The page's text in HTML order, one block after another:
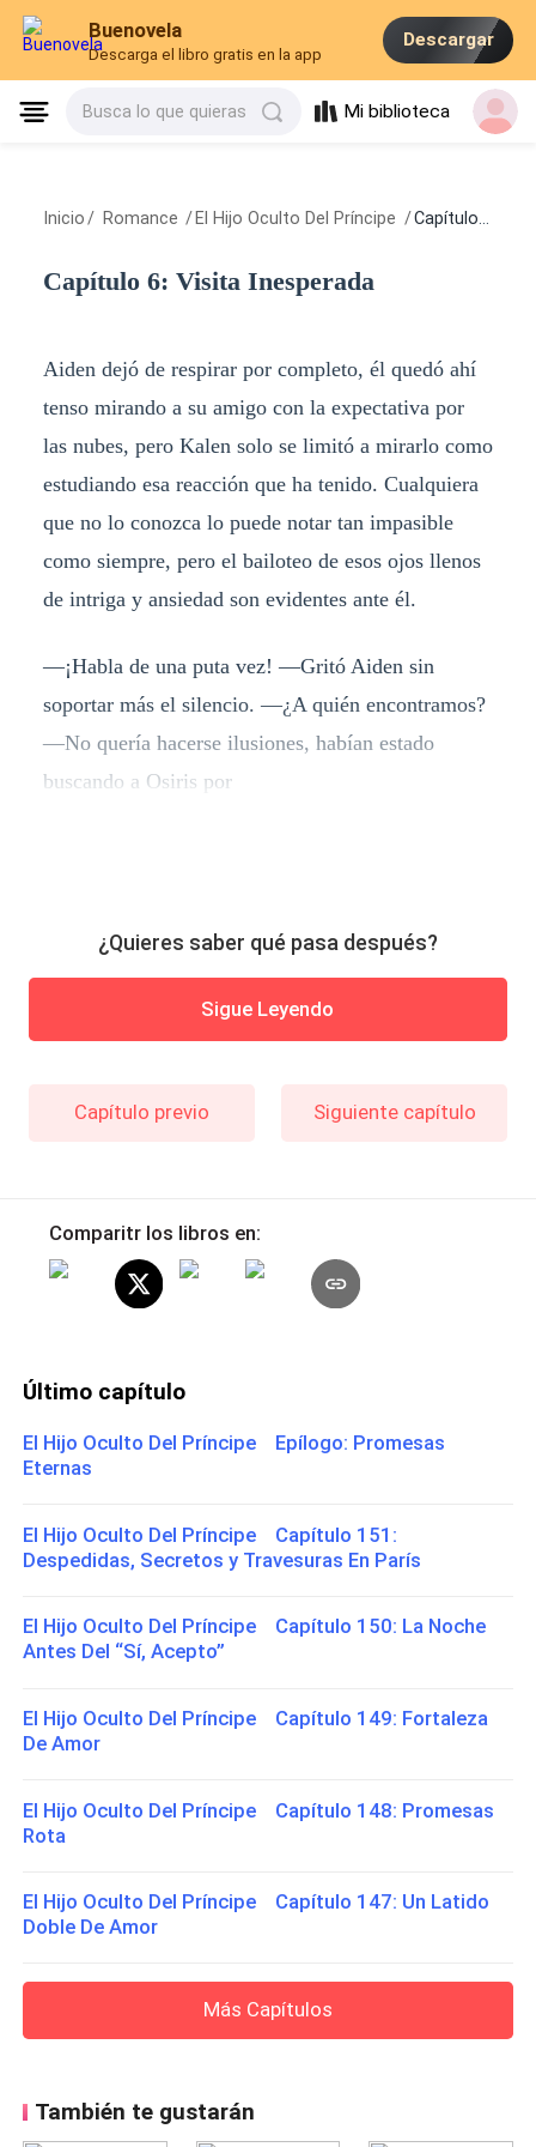
Buenovela
Descarga el libro gratis en la app
Descargar
Busca lo que quieras Mi biblioteca
Inicio / Romance / El Hijo Oculto Del Príncipe /Capítulo 6: Visita Inesperada
Capítulo 6: Visita Inesperada
Aiden dejó de respirar por completo, él quedó ahí
tenso mirando a su amigo con la expectativa por
las nubes, pero Kalen solo se limitó a mirarlo como
estudiando esa reacción que ha tenido. Cualquiera
que no lo conozca lo puede notar tan impasible
como siempre, pero el bailoteo de esos ojos llenos
de intriga y ansiedad son evidentes ante él.
―¡Habla de una puta vez! ―Gritó Aiden sin
soportar más el silencio. ―¿A quién encontramos?
―No quería hacerse ilusiones, habían estado
buscando a Osiris por
¿Quieres saber qué pasa después?
Sigue Leyendo
Capítulo previo Siguiente capítulo
Comparitr los libros en:
Último capítulo
El Hijo Oculto Del Príncipe Epílogo: Promesas
Eternas
El Hijo Oculto Del Príncipe Capítulo 151:
Despedidas, Secretos y Travesuras En París
El Hijo Oculto Del Príncipe Capítulo 150: La Noche
Antes Del “Sí, Acepto”
El Hijo Oculto Del Príncipe Capítulo 149: Fortaleza
De Amor
El Hijo Oculto Del Príncipe Capítulo 148: Promesas
Rota
El Hijo Oculto Del Príncipe Capítulo 147: Un Latido
Doble De Amor
Más Capítulos
También te gustarán